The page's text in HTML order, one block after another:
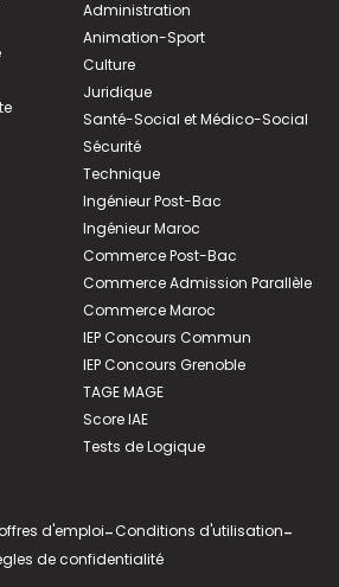
Administration
Animation-Sport
Culture
Juridique
Santé-Social et Médico-Social
Sécurité
Technique
Ingénieur Post-Bac
Ingénieur Maroc
Commerce Post-Bac
Commerce Admission Parallèle
Commerce Maroc
IEP Concours Commun
IEP Concours Grenoble
TAGE MAGE
Score IAE
Tests de Logique
d'emploi-Conditions d'utilisation-
de confidentialité